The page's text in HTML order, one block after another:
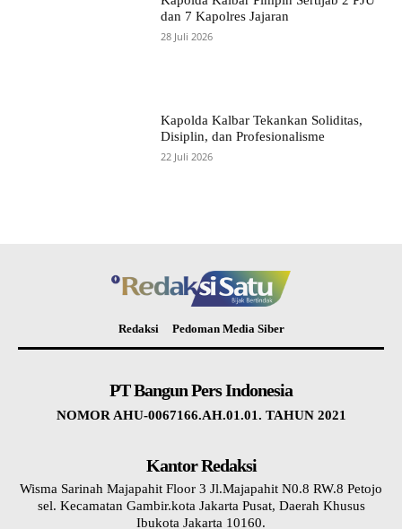
dan 7 Kapolres Jajaran
28 Juli 2026
Kapolda Kalbar Tekankan Soliditas,
Disiplin, dan Profesionalisme
22 Juli 2026
Redaksi Pedoman Media Siber
PT Bangun Pers Indonesia
NOMOR AHU-0067166.AH.01.01. TAHUN 2021
Kantor Redaksi
Wisma Sarinah Majapahit Floor 3 Jl.Majapahit N0.8 RW.8 Petojo
sel. Kecamatan Gambir.kota Jakarta Pusat, Daerah Khusus
Ibukota Jakarta 10160.